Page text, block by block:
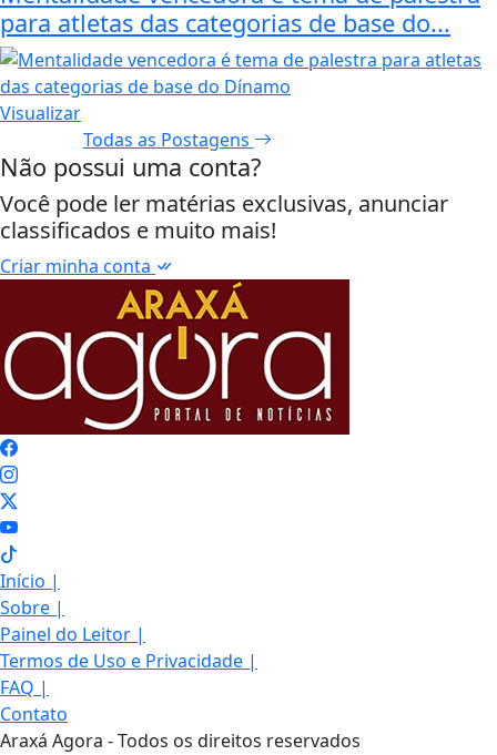
para atletas das categorias de base do...
Visualizar
Todas as Postagens
Não possui uma conta?
Você pode ler matérias exclusivas, anunciar
classificados e muito mais!
Criar minha conta
Início |
Sobre |
Painel do Leitor |
Termos de Uso e Privacidade |
FAQ |
Contato
Araxá Agora - Todos os direitos reservados